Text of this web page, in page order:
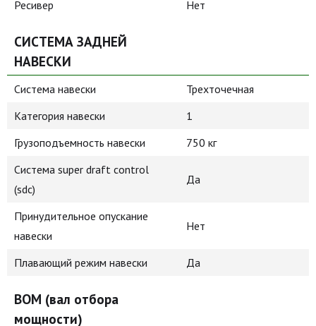
Ресивер
Нет
СИСТЕМА ЗАДНЕЙ
НАВЕСКИ
Система навески
Трехточечная
Категория навески
1
Грузоподъемность навески
750 кг
Система super draft control
(sdc)
Да
Принудительное опускание
навески
Нет
Плавающий режим навески Да
ВОМ (вал отбора
мощности)